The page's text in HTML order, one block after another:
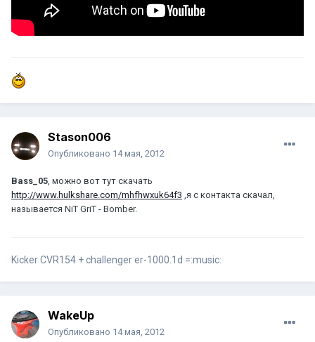
Stason006
Опубликовано 14 мая, 2012
Bass_05, можно вот тут скачать
http://www.hulkshare.com/mhfhwxuk64f3 ,я с контакта скачал,
называется NiT GriT - Bomber.
Kicker CVR154 + challenger er-1000.1d =:music:
WakeUp
Опубликовано 14 мая, 2012